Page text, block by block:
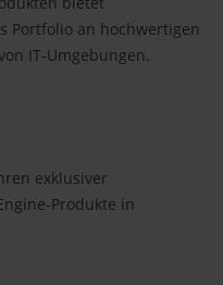
Portfolio an hochwertigen
IT-Umgebungen.
exklusiver
Produkte in